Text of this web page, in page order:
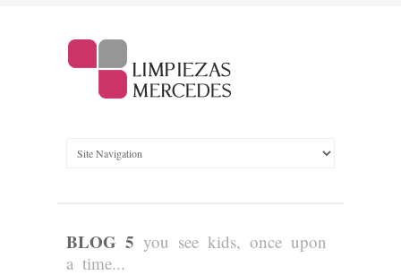
BLOG 5 you see kids, once upon
a time...